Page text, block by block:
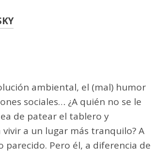
ambiental, el (mal) humor
sociales… ¿A quién no se le
de patear el tablero y
a un lugar más tranquilo? A
parecido. Pero él, a diferencia de